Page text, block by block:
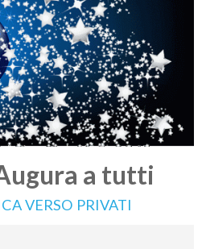
a tutti
VERSO PRIVATI